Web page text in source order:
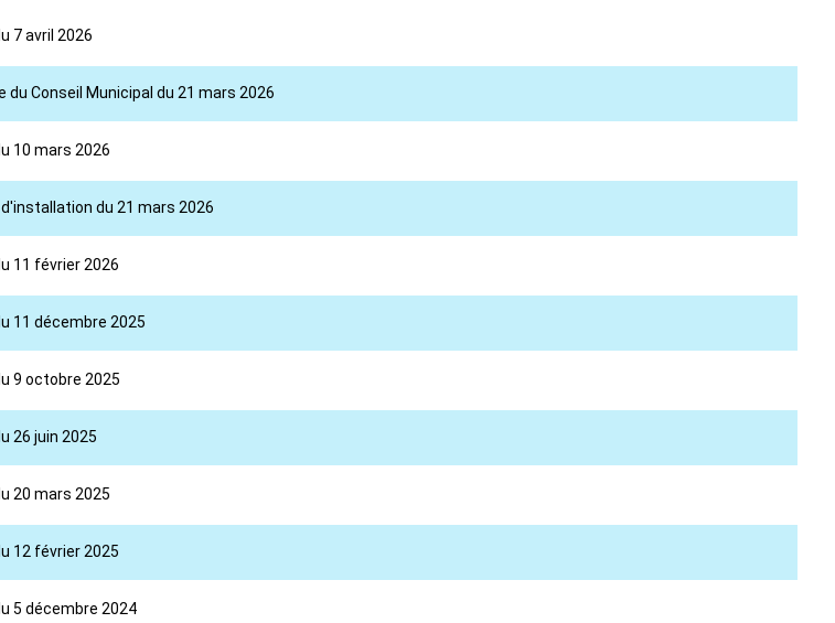
7 avril 2026
du Conseil Municipal du 21 mars 2026
10 mars 2026
du 21 mars 2026
11 février 2026
11 décembre 2025
9 octobre 2025
26 juin 2025
20 mars 2025
12 février 2025
5 décembre 2024